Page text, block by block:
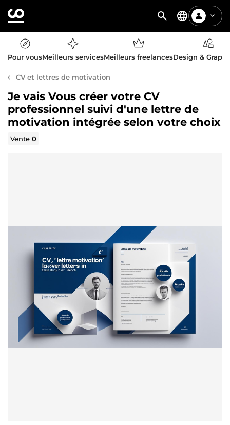
Pour vousMeilleurs servicesMeilleurs freelancesDesign &
CV et lettres de motivation
Je vais Vous créer votre CV
professionnel suivi d'une lettre de
motivation intégrée selon votre choix
Vente0